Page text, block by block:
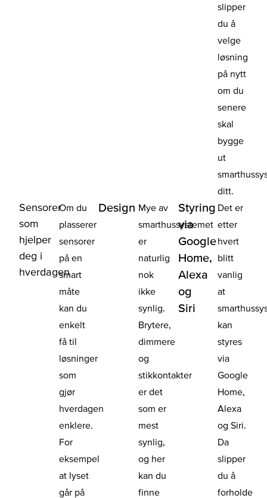
slipper
du å
velge
løsning
på nytt
om du
senere
skal
bygge
ut
ditt.
Sensorer
som
hjelper
deg i
hverdagen
Om du
plasserer
sensorer
på en
smart
måte
kan du
enkelt
få til
løsninger
som
gjør
hverdagen
enklere.
For
eksempel
at lyset
går på
Design Mye av
smarthussystemet
er
naturlig
nok
ikke
synlig.
Brytere,
dimmere
og
stikkontakter
er det
som er
mest
synlig,
og her
kan du
finne
Styring
via
Google
Home,
Alexa
og
Siri
Det er
etter
hvert
blitt
vanlig
at
kan
styres
via
Google
Home,
Alexa
og Siri.
Da
slipper
du å
forholde